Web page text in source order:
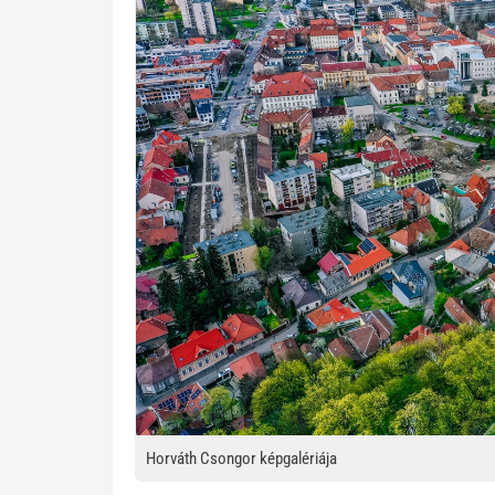
Horváth Csongor képgalériája